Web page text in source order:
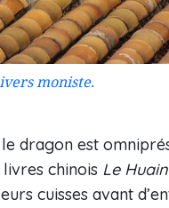
moniste.
dragon est
chinois Le
cuisses avant